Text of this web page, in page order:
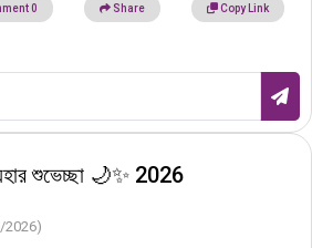
0 Share Copy Link
শুভেচ্ছা 🌙✨ 2026
2026)